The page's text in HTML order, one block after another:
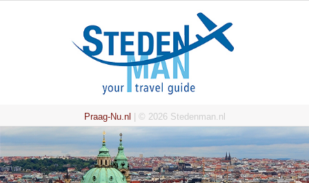
Praag-Nu.nl | © 2026 Stedenman.nl